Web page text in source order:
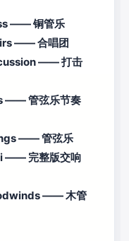
—— 铜管乐
—— 合唱团
—— 打击
—— 管弦乐节奏
—— 管弦乐
—— 完整版交响
—— 木管